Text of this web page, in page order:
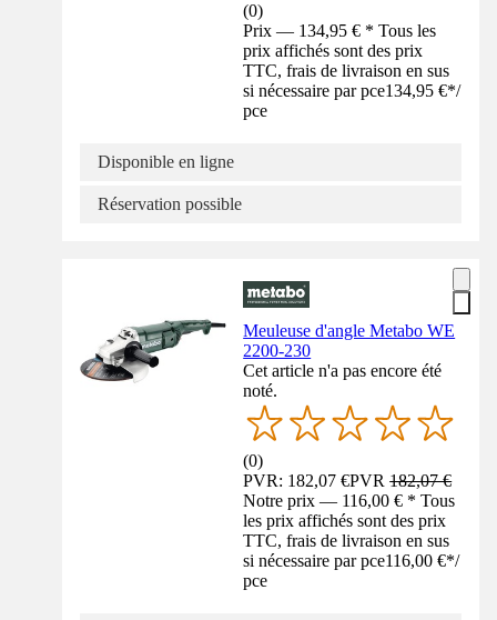
(0)
Prix — 134,95 € * Tous les
prix affichés sont des prix
TTC, frais de livraison en sus
si nécessaire par pce134,95 €*/
pce
Disponible en ligne
Réservation possible
Meuleuse d'angle Metabo WE
2200-230
Cet article n'a pas encore été
noté.
(0)
PVR: 182,07 €PVR182,07 €
Notre prix — 116,00 € * Tous
les prix affichés sont des prix
TTC, frais de livraison en sus
si nécessaire par pce116,00 €*/
pce